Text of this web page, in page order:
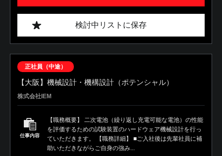
検討中リストに保存
正社員（中途）
【大阪】機械設計・機構設計（ポテンシャル）
株式会社IEM
仕事内容
【職務概要】 二次電池（繰り返し充電可能な電池）の性能
を評価するための試験装置のハードウェア機械設計を行っ
ていただきます。 【職務詳細】 ■ご入社後は先輩社員に補
助いただきながらご自身の強み...